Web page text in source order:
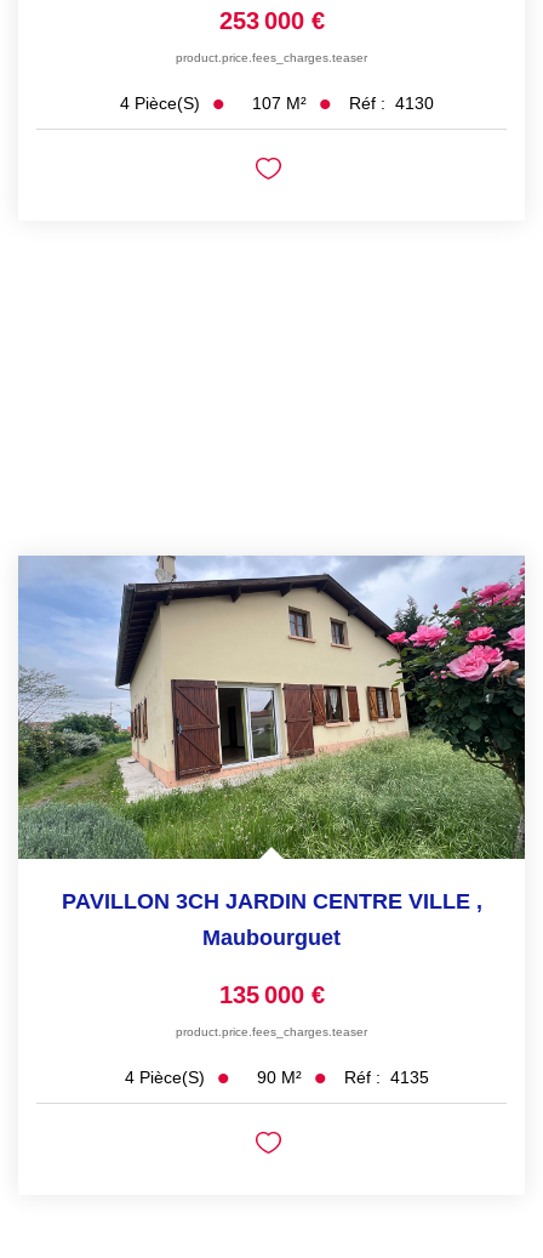
253 000 €
product.price.fees_charges.teaser
4 Pièce(s) 107 M² Réf : 4130
PAVILLON 3CH JARDIN CENTRE VILLE ,
Maubourguet
135 000 €
product.price.fees_charges.teaser
4 Pièce(s) 90 M² Réf : 4135